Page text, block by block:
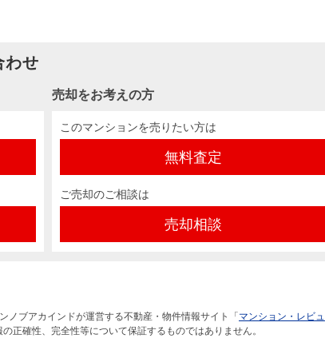
わせ
売却をお考えの方
このマンションを売りたい方は
無料査定
ご売却のご相談は
売却相談
ノブアカインドが運営する不動産・物件情報サイト「 マンション・レビュ
正確性、完全性等について保証するものではありません。